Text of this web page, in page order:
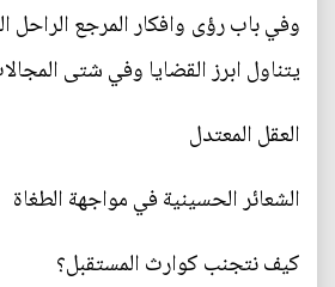
وفي باب رؤى وافكار المرجع الراحل
يتناول ابرز القضايا وفي شتى
العقل المعتدل
الشعائر الحسينية في مواجهة الطغاة
كيف نتجنب كوارث المستقبل؟